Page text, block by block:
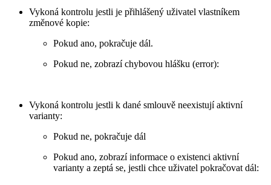
Vykoná kontrolu jestli je přihlášený uživatel vlastníkem
změnové kopie:
Pokud ano, pokračuje dál.
Pokud ne, zobrazí chybovou hlášku (error):
Vykoná kontrolu jestli k dané smlouvě neexistují aktivní
varianty:
Pokud ne, pokračuje dál
Pokud ano, zobrazí informace o existenci aktivní
varianty a zeptá se, jestli chce uživatel pokračovat dál: